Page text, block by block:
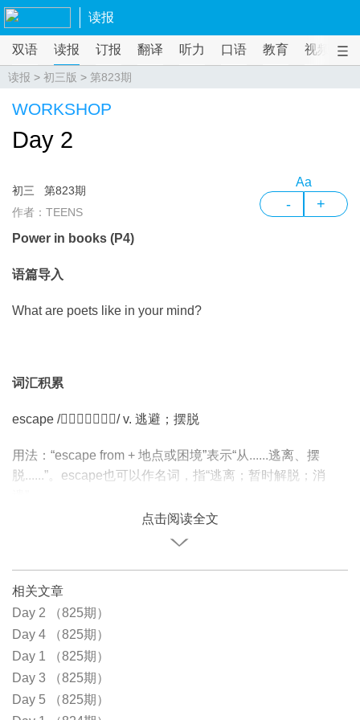
读报
双语 读报 订报 翻译 听力 口语 教育 视频
读报 > 初三版 > 第823期
WORKSHOP
Day 2
初三
第823期
作者：TEENS
Aa
- +
Power in books (P4)
语篇导入
What are poets like in your mind?
词汇积累
escape // v. 逃避；摆脱
用法：“escape from + 地点或困境”表示“从......逃离、摆
脱......”。escape也可以作名词，指“逃离；暂时解脱；消
点击阅读全文
相关文章
Day 2 （825期）
Day 4 （825期）
Day 1 （825期）
Day 3 （825期）
Day 5 （825期）